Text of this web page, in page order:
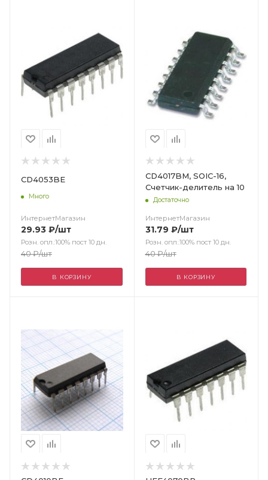
CD4053BE
Много
ИнтернетМагазин
29.93 ₽/шт
Розн. опл.:100% пост 10 дн.
40₽/шт
В КОРЗИНУ
CD4017BM, SOIC-16,
Счетчик-делитель на 10
Достаточно
ИнтернетМагазин
31.79 ₽/шт
Розн. опл.:100% пост 10 дн.
40₽/шт
В КОРЗИНУ